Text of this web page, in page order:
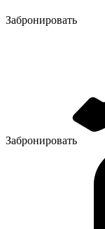
Забронировать
Забронировать